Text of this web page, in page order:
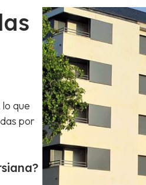
lo que
por